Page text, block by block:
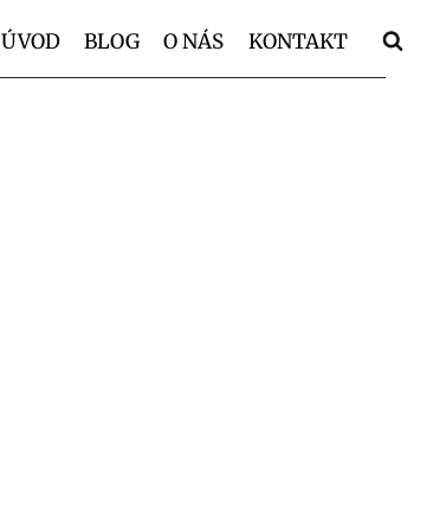
ÚVOD BLOG O NÁS KONTAKT